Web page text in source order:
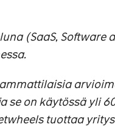
(SaaS, Software
se on käytössä yli
tuottaa